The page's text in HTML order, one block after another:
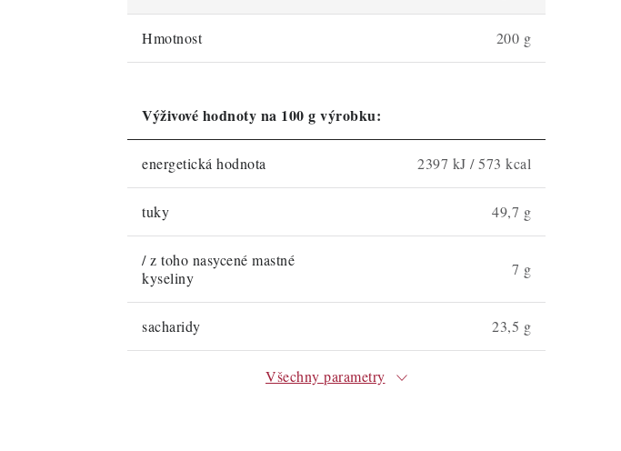
Hmotnost 200 g
Výživové hodnoty na 100 g výrobku:
energetická hodnota 2397 kJ / 573 kcal
tuky 49,7 g
/ z toho nasycené mastné
kyseliny
7 g
sacharidy 23,5 g
Všechny parametry